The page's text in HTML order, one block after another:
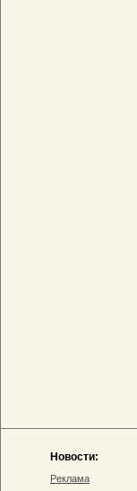
Новости:
Реклама